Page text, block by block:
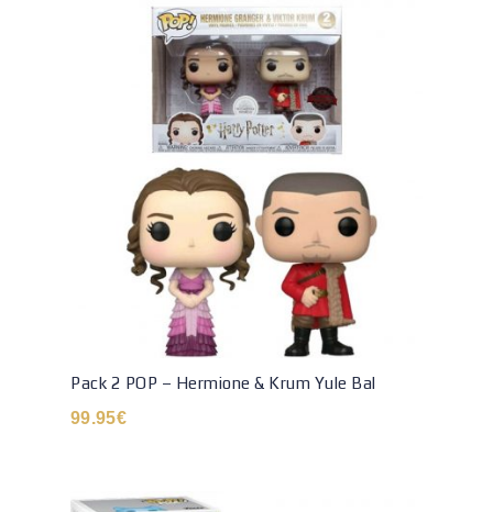
Pack 2 POP – Hermione & Krum Yule Bal
99.95€